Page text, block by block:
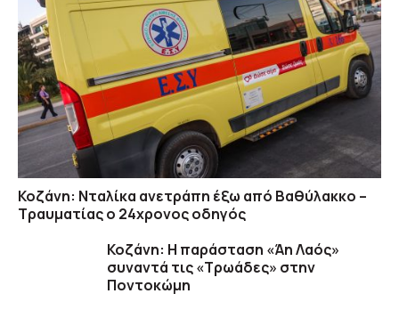
Κοζάνη: Νταλίκα ανετράπη έξω από Βαθύλακκο –
Τραυματίας ο 24χρονος οδηγός
Κοζάνη: Η παράσταση «Άη Λαός»
συναντά τις «Τρωάδες» στην
Ποντοκώμη